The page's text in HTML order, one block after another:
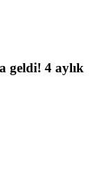
geldi! 4 aylık